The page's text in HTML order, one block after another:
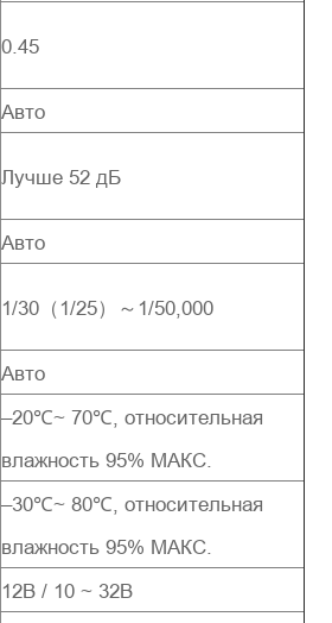
0.45
Авто
Лучше 52 дБ
Авто
1/30（1/25）～1/50,000
Авто
–20℃~ 70℃, относительная
влажность 95% МАКС.
–30℃~ 80℃, относительная
влажность 95% МАКС.
12B / 10 ~ 32B